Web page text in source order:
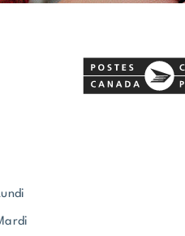
lundi
mardi